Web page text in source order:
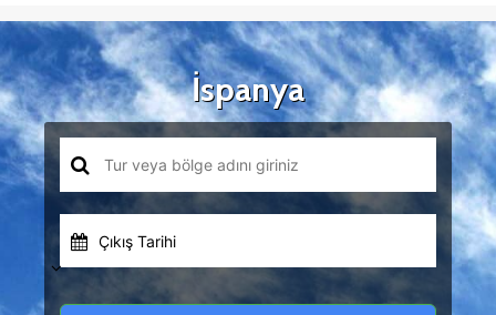
İspanya
Çıkış Tarihi